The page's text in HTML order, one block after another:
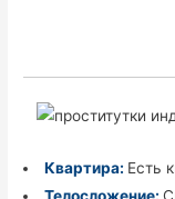
Квартира: Есть